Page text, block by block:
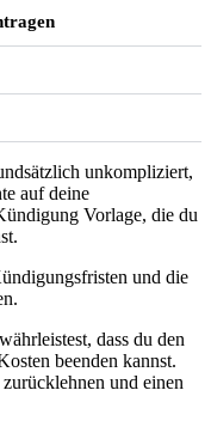
unkompliziert,
auf deine
Vorlage, die du
und die
dass du den
beenden kannst.
und einen